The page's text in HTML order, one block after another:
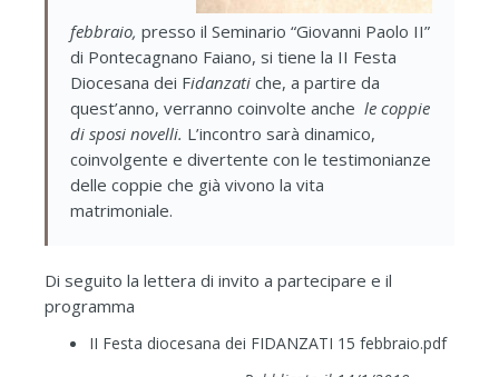
febbraio, presso il Seminario “Giovanni Paolo II”
di Pontecagnano Faiano, si tiene la II Festa
Diocesana dei Fidanzati che, a partire da
quest’anno, verranno coinvolte anche le coppie
di sposi novelli. L’incontro sarà dinamico,
coinvolgente e divertente con le testimonianze
delle coppie che già vivono la vita
matrimoniale.
Di seguito la lettera di invito a partecipare e il
programma
II Festa diocesana dei FIDANZATI 15 febbraio.pdf